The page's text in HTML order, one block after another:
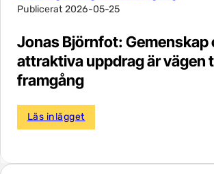
Publicerat 2026-05-25
Jonas Björnfot: Gemenskap
attraktiva uppdrag är vägen
framgång
Läs inlägget